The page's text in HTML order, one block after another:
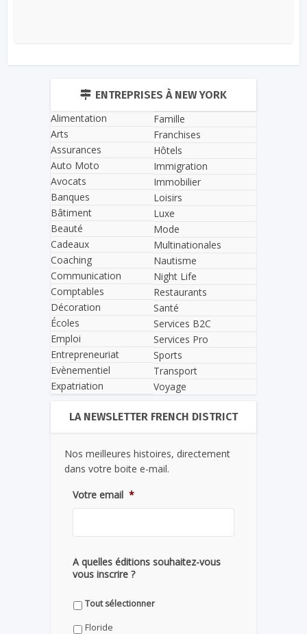
ENTREPRISES À NEW YORK
Alimentation
Arts
Assurances
Auto Moto
Avocats
Banques
Bâtiment
Beauté
Cadeaux
Coaching
Communication
Comptables
Décoration
Écoles
Emploi
Entrepreneuriat
Evènementiel
Expatriation
Famille
Franchises
Hôtels
Immigration
Immobilier
Loisirs
Luxe
Mode
Multinationales
Nautisme
Night Life
Restaurants
Santé
Services B2C
Services Pro
Sports
Transport
Voyage
LA NEWSLETTER FRENCH DISTRICT
Nos meilleures histoires, directement
dans votre boite e-mail.
Votre email *
A quelles éditions souhaitez-vous
vous inscrire ?
Tout sélectionner
Floride